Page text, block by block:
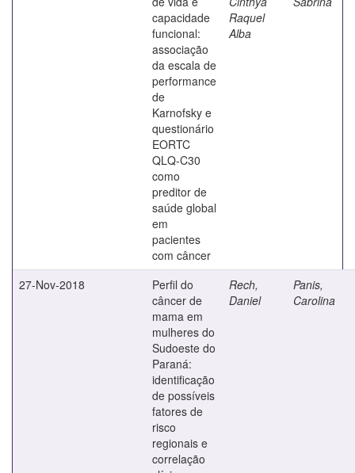
capacidade
funcional:
associação
da escala de
performance
de
Karnofsky e
questionário
EORTC
QLQ-C30
como
preditor de
saúde global
em
pacientes
com câncer
Raquel
Alba
27-Nov-2018
Perfil do
câncer de
mama em
mulheres do
Sudoeste do
Paraná:
identificação
de possíveis
fatores de
risco
regionais e
correlação
Rech,
Daniel
Panis,
Carolina